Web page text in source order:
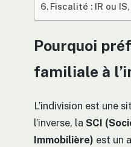
Fiscalité : IR ou
Pourquoi
familiale à
L’indivision est une
l’inverse, la SCI
Immobilière) est un